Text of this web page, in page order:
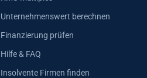
Unternehmenswert berechnen
Finanzierung prüfen
Hilfe & FAQ
Insolvente Firmen finden